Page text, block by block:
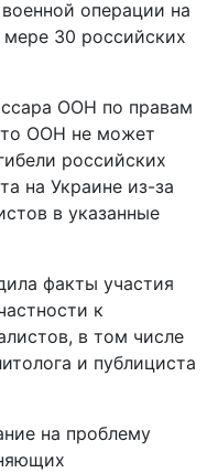
операции на
30 российских
ООН по правам
ООН не может
российских
на Украине из-за
в указанные
факты участия
к
в том числе
и публициста
на проблему